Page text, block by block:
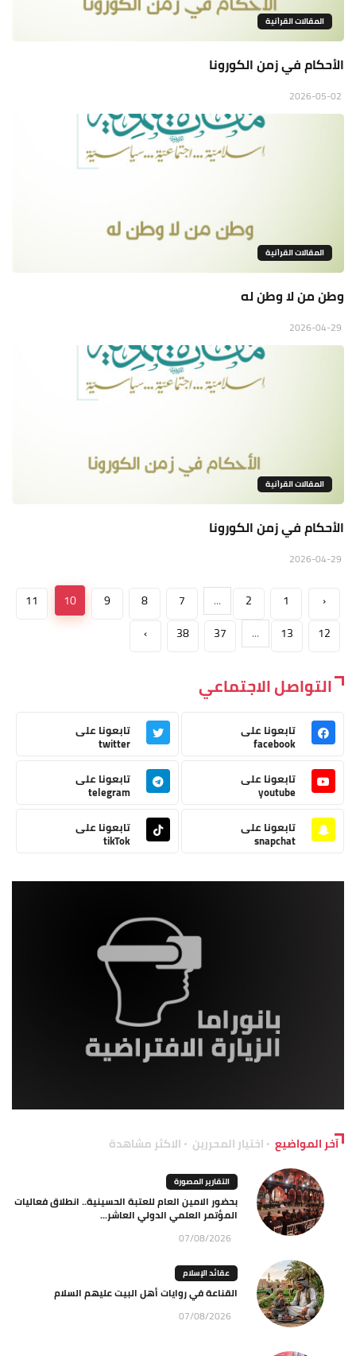
المقالات القراَنية
الأحكام في زمن الكورونا
المقالات القراَنية
وطن من لا وطن له
المقالات القراَنية
الأحكام في زمن الكورونا
‹
1
2
...
7
8
9
10
11
12
13
...
37
38
›
التواصل الاجتماعي
تابعونا على
facebook
تابعونا على
twitter
تابعونا على
youtube
تابعونا على
telegram
تابعونا على
snapchat
تابعونا على
tikTok
آخر المواضيع اختيار المحررين الاكثر مشاهدة
التقارير المصورة
بحضور الامين العام للعتبة الحسينية.. انطلاق فعاليات
المؤتمر العلمي الدولي العاشر...
07/08/2026
عقائد الإسلام
القناعة في روايات أهل البيت عليهم السلام
07/08/2026